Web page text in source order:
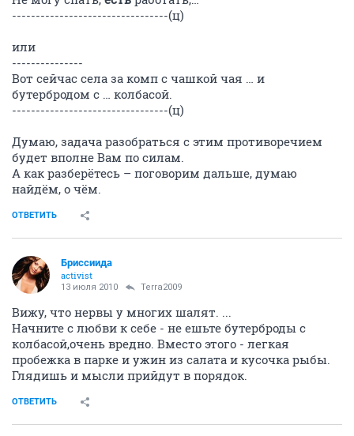
---------------------------------(ц)
или
---------------
Вот сейчас села за комп с чашкой чая … и
бутербродом с … колбасой.
---------------------------------(ц)
Думаю, задача разобраться с этим противоречием
будет вполне Вам по силам.
А как разберётесь – поговорим дальше, думаю
найдём, о чём.
ОТВЕТИТЬ
Бриссиида
activist
13 июля 2010 Terra2009
Вижу, что нервы у многих шалят. ...
Начните с любви к себе - не ешьте бутерброды с
колбасой,очень вредно. Вместо этого - легкая
пробежка в парке и ужин из салата и кусочка рыбы.
Глядишь и мысли прийдут в порядок.
ОТВЕТИТЬ